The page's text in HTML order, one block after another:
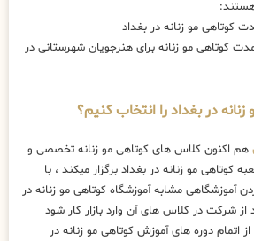
کوتاهی مو زنانه برای هنرجویان شهرستانی در
در بغداد را انتخاب کنیم؟
هم اکنون کلاس های کوتاهی مو زنانه تخصصی و
کوتاهی مو زنانه در بغداد برگزار میکند ، با
آموزشگاهی مشابه آموزشگاه کوتاهی مو زنانه در
از شرکت در کلاس های آن وارد بازار کار شود
اتمام دوره های آموزش کوتاهی مو زنانه در